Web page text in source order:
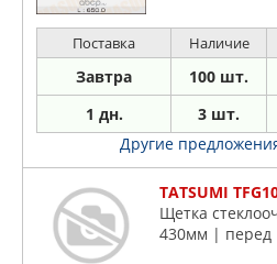
Поставка Наличие
Завтра 100 шт.
1 дн. 3 шт.
Другие
TATSUMI
Щетка
430мм | перед